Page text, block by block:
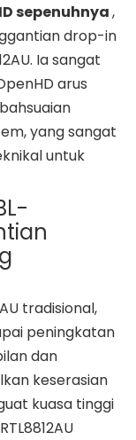
sepenuhnya,
drop-in
Ia sangat
arus
yang sangat
untuk
tradisional,
peningkatan
dan
keserasian
kuasa tinggi